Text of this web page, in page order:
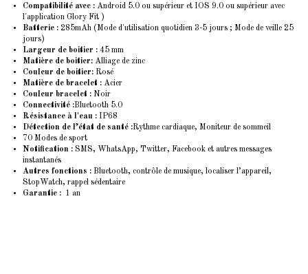
Compatibilité avec : Android 5.0 ou supérieur et IOS 9.0 ou supérieur avec
l'application Glory Fit )
Batterie : 285mAh (Mode d'utilisation quotidien 3-5 jours ; Mode de veille 25
jours)
Largeur de boitier : 45 mm
Matière de boitier: Alliage de zinc
Couleur de boitier: Rosé
Matière de bracelet : Acier
Couleur bracelet : Noir
Connectivité :Bluetooth 5.0
Résistance à l'eau : IP68
Détection de l’état de santé :Rythme cardiaque, Moniteur de sommeil
70 Modes de sport
Notification : SMS, WhatsApp, Twitter, Facebook et autres messages
instantanés
Autres fonctions : Bluetooth, contrôle de musique, localiser l’appareil,
StopWatch, rappel sédentaire
Garantie : 1 an